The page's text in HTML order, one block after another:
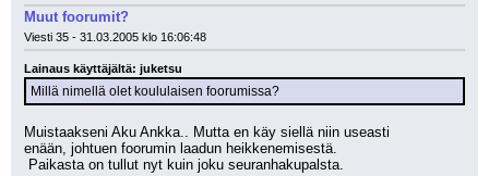
Muut foorumit?
Viesti 35 - 31.03.2005 klo 16:06:48
Lainaus käyttäjältä: juketsu
Millä nimellä olet koululaisen foorumissa?
Muistaakseni Aku Ankka.. Mutta en käy siellä niin useasti
enään, johtuen foorumin laadun heikkenemisestä.
Paikasta on tullut nyt kuin joku seuranhakupalsta.